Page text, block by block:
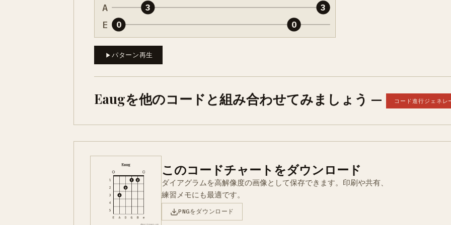
A
E 0
3
0
3
パターン再生
Eaugを他のコードと組み合わせてみましょう — コード進行ジェネレ
このコードチャートをダウンロード
ダイアグラムを高解像度の画像として保存できます。印刷や共有、
練習メモにも最適です。
PNGをダウンロード